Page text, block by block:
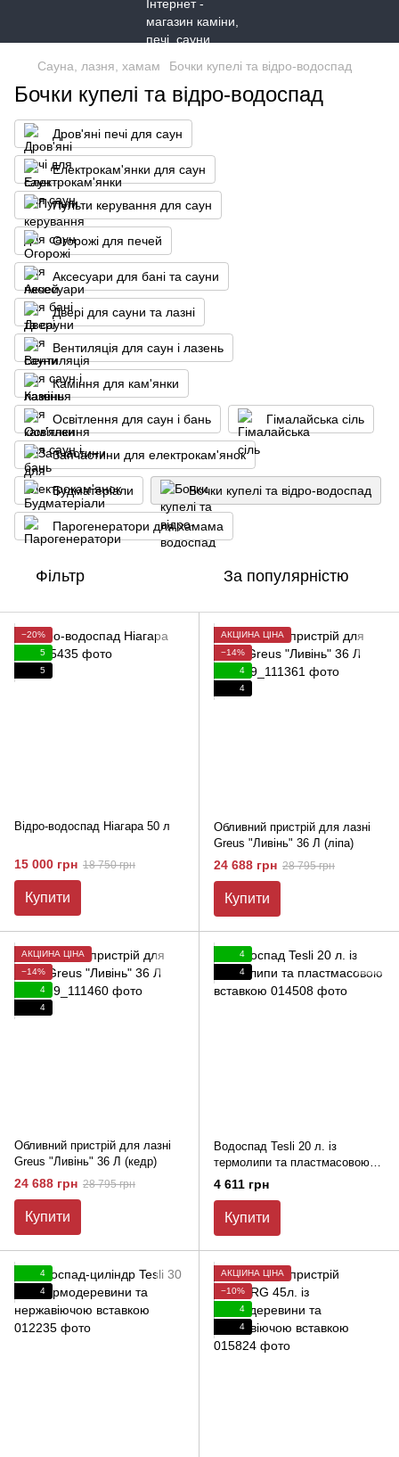
Сауна, лазня, хамам Бочки купелі та відро-водоспад
Бочки купелі та відро-водоспад
Дров'яні печі для саун
Електрокам'янки для саун
Пульти керування для саун
Огорожі для печей
Аксесуари для бані та сауни
Двері для сауни та лазні
Вентиляція для саун і лазень
Каміння для кам'янки
Освітлення для саун і бань Гімалайська сіль
Запчастини для електрокам'янок
Будматеріали Бочки купелі та відро-водоспад
Парогенератори для хамама
Фільтр За популярністю
−20%
5
5
Відро-водоспад Ніагара 50 л
15 000 грн 18 750 грн
Купити
АКЦІЙНА ЦІНА
−14%
4
4
Обливний пристрій для лазні
Greus "Ливінь" 36 Л (ліпа)
24 688 грн 28 795 грн
Купити
АКЦІЙНА ЦІНА
−14%
4
4
Обливний пристрій для лазні
Greus "Ливінь" 36 Л (кедр)
24 688 грн 28 795 грн
Купити
4
4
Водоспад Tesli 20 л. із
термолипи та пластмасовою
вставкою
4 611 грн
Купити
4
4
АКЦІЙНА ЦІНА
−10%
4
4